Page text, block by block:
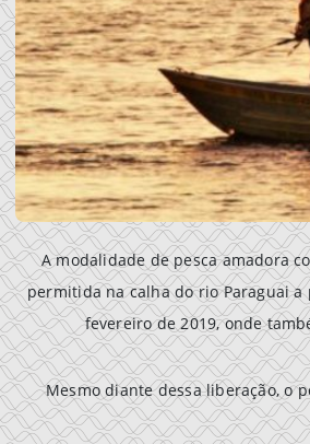
A modalidade de pesca amadora
permitida na calha do rio Paraguai a
fevereiro de 2019, onde
Mesmo diante dessa liberação, o